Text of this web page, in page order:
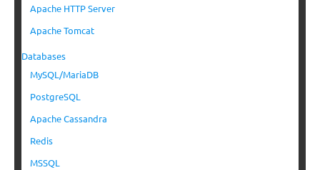
Apache HTTP Server
Apache Tomcat
Databases
MySQL/MariaDB
PostgreSQL
Apache Cassandra
Redis
MSSQL